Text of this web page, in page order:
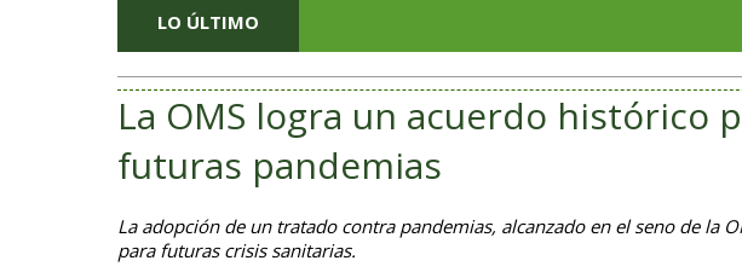
LO ÚLTIMO
La OMS logra un acuerdo histórico
futuras pandemias
La adopción de un tratado contra pandemias, alcanzado en el seno de la
para futuras crisis sanitarias.